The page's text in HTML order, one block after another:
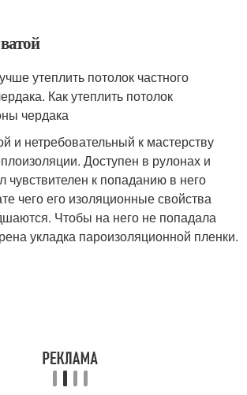
и нетребовательный к мастерству
Доступен в рулонах и
чувствителен к попаданию в него
чего его изоляционные свойства
Чтобы на него не попадала
укладка пароизоляционной пленки.